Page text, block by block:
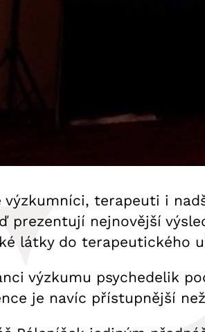
výzkumníci, terapeuti i
prezentují nejnovější
látky do terapeutického
výzkumu psychedelik
je navíc přístupnější